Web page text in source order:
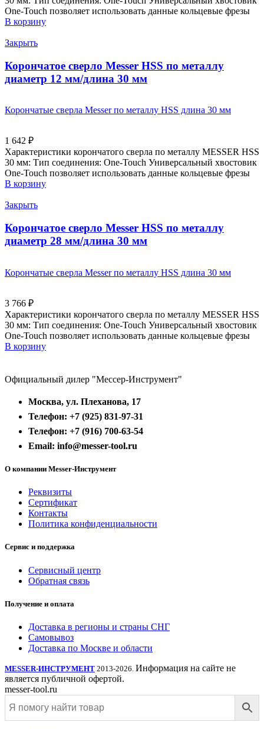
Оne-Touch позволяет использовать данные кольцевые фрезы
В корзину
Закрыть
Корончатое сверло Messer HSS по металлу
диаметр 12 мм/длина 30 мм
Корончатые сверла Messer по металлу HSS длина 30 мм
1 642 ₽
Характеристики корончатого сверла по металлу MESSER HSS
30 мм: Тип соединения: One-Touch Универсальный хвостовик
Оne-Touch позволяет использовать данные кольцевые фрезы
В корзину
Закрыть
Корончатое сверло Messer HSS по металлу
диаметр 28 мм/длина 30 мм
Корончатые сверла Messer по металлу HSS длина 30 мм
3 766 ₽
Характеристики корончатого сверла по металлу MESSER HSS
30 мм: Тип соединения: One-Touch Универсальный хвостовик
Оne-Touch позволяет использовать данные кольцевые фрезы
В корзину
Официальный дилер "Мессер-Инструмент"
Москва, ул. Плеханова, 17
Телефон: +7 (925) 831-97-31
Телефон: +7 (916) 700-63-54
Email: info@messer-tool.ru
О компании Messer-Инструмент
Реквизиты
Сертификат
Контакты
Политика конфиденциальности
Сервис и поддержка
Сервисный центр
Обратная связь
Получение и оплата
Доставка в регионы и страны СНГ
Самовывоз
Доставка по Москве и области
MESSER-ИНСТРУМЕНТ 2013-2026. Информация на сайте не
является публичной офертой.
messer-tool.ru